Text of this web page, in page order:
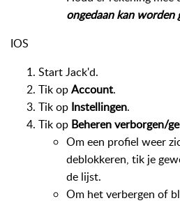
ongedaan kan worden
IOS
Start Jack'd.
Tik opAccount.
Tik op Instellingen.
Tik op Beheren verborgen/
Om een profiel weer
deblokkeren, tik je
de lijst.
Om het verbergen of